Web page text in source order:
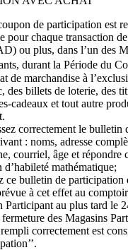
de participation est
pour chaque transaction
ou plus, dans l’un des
durant la Période du
de marchandise à
des billets de loterie, des
cadeaux et tout autre
correctement le bulletin
: noms, adresse
courriel, âge et répondre
d’habileté mathématique;
ce bulletin de participation
à cet effet au
Participant au plus tard le
des Magasins
correctement est